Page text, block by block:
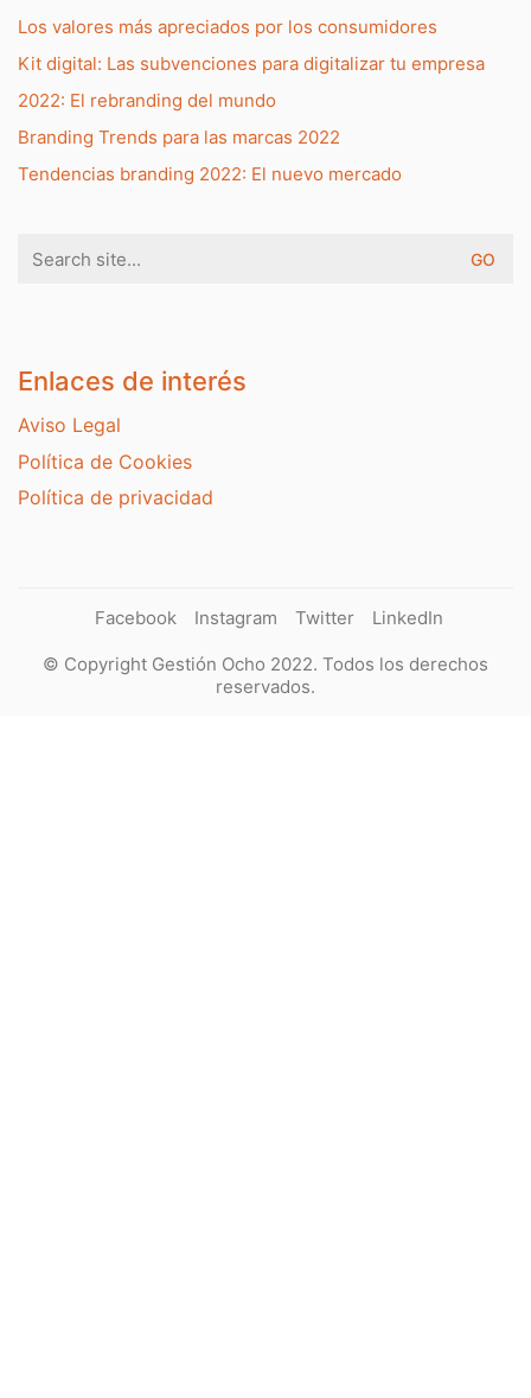
Los valores más apreciados por los consumidores
Kit digital: Las subvenciones para digitalizar tu empresa
2022: El rebranding del mundo
Branding Trends para las marcas 2022
Tendencias branding 2022: El nuevo mercado
for:
Enlaces de interés
Aviso Legal
Política de Cookies
Política de privacidad
Facebook Instagram Twitter LinkedIn
© Copyright Gestión Ocho 2022. Todos los derechos
reservados.